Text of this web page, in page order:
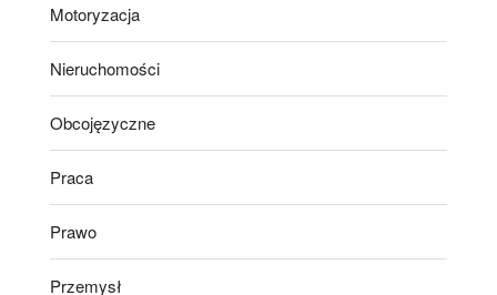
Motoryzacja
Nieruchomości
Obcojęzyczne
Praca
Prawo
Przemysł